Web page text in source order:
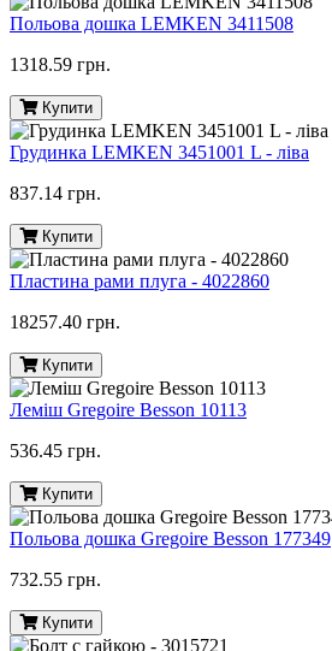
Польова дошка LEMKEN 3411508
1318.59 грн.
Купити
Грудинка LEMKEN 3451001 L - ліва
837.14 грн.
Купити
Пластина рами плуга - 4022860
18257.40 грн.
Купити
Леміш Gregoire Besson 10113
536.45 грн.
Купити
Польова дошка Gregoire Besson 177349
732.55 грн.
Купити